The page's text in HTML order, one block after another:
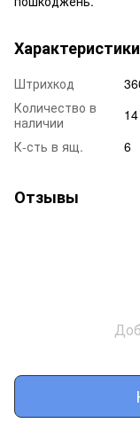
Характеристики
Штрихкод
Количество в
наличии
14
К-сть в ящ.
6
Отзывы